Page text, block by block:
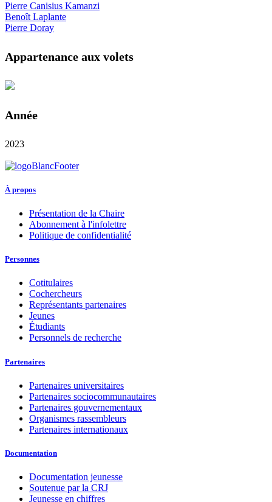
Pierre Canisius Kamanzi
Benoît Laplante
Pierre Doray
Appartenance aux volets
Année
2023
À propos
Présentation de la Chaire
Abonnement à l'infolettre
Politique de confidentialité
Personnes
Cotitulaires
Cochercheurs
Représentants partenaires
Jeunes
Étudiants
Personnels de recherche
Partenaires
Partenaires universitaires
Partenaires sociocommunautaires
Partenaires gouvernementaux
Organismes rassembleurs
Partenaires internationaux
Documentation
Documentation jeunesse
Soutenue par la CRJ
Jeunesse en chiffres